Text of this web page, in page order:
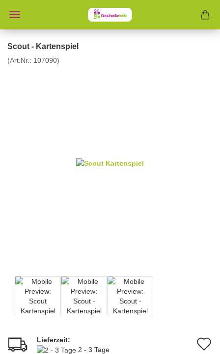
Scout - Kartenspiel
(Art.Nr.: 107090)
Lieferzeit:
2 - 3 Tage